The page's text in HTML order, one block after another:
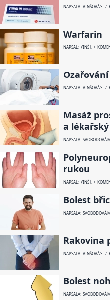
NAPSALA: VINŠOVÁ S. /
Warfarin
NAPSAL: VINŠ J. /
NAPSALA: VINŠOVÁ S. /
Masáž
a
NAPSALA: SVOBODOVÁ
rukou
NAPSAL: VINŠ J. /
Bolest
NAPSALA: SVOBODOVÁ
Rakovina
NAPSALA: VINŠOVÁ S. /
Bolest
NAPSALA: SVOBODOVÁ